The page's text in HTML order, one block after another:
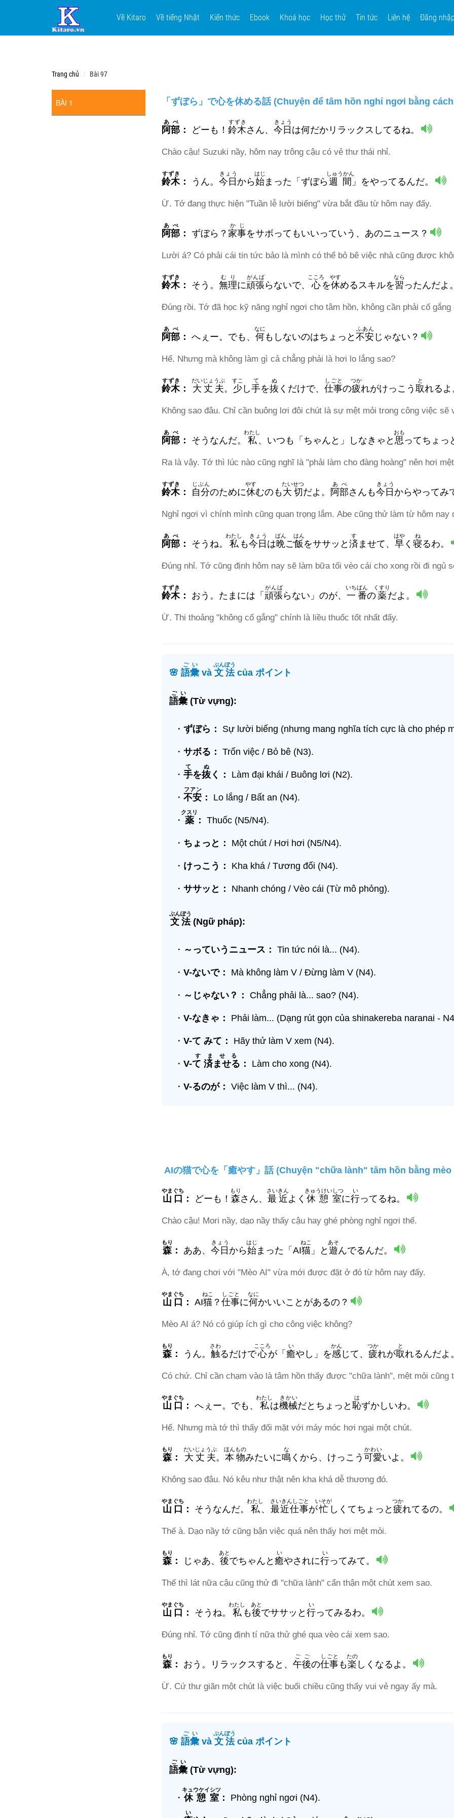
Về Kitaro Về tiếng Nhật Kiến thức Ebook Khoá học Học thử Tin tức Liên hệ Đăng
Trang chủ Bài 97
BÀI 1 「ずぼら」で心を休める話 (Chuyện để tâm hồn nghỉ ngơi bằng
阿部
あべ
： どーも！ 鈴木
すずき
さん、 今日
きょう
は何だかリラックスしてるね。
Chào cậu! Suzuki nầy, hôm nay trông cậu có vẻ thư thái nhỉ.
鈴木
すずき
： うん。 今日
きょう
から始
はじ
まった「ずぼら週間
しゅうかん
」をやってるんだ。
Ừ. Tớ đang thực hiện "Tuần lễ lười biếng" vừa bắt đầu từ hôm nay đấy.
阿部
あべ
： ずぼら？ 家事
かじ
をサボってもいいっていう、あのニュース？
Lười á? Có phải cái tin tức bảo là mình có thể bỏ bê việc nhà cũng được
鈴木
すずき
： そう。 無理
むり
に頑張
がんば
らないで、 心
こころ
を休
やす
めるスキルを習
なら
ったんだよ
Đúng rồi. Tớ đã học kỹ năng nghỉ ngơi cho tâm hồn, không cần phải cố
阿部
あべ
： へぇー。でも、 何
なに
もしないのはちょっと 不安
ふあん
じゃない？
Hể. Nhưng mà không làm gì cả chẳng phải là hơi lo lắng sao?
鈴木
すずき
： 大丈夫
だいじょうぶ
。 少
すこ
し手
て
を抜
ぬ
くだけで、 仕事
しごと
の疲
つか
れがけっこう 取
と
れるよ
Không sao đâu. Chỉ cần buông lơi đôi chút là sự mệt mỏi trong công việc sẽ
阿部
あべ
： そうなんだ。 私
わたし
、いつも「ちゃんと」しなきゃと 思
おも
ってちょっ
Ra là vậy. Tớ thì lúc nào cũng nghĩ là "phải làm cho đàng hoàng" nên hơi
鈴木
すずき
： 自分
じぶん
のために休
やす
むのも大切
たいせつ
だよ。 阿部
あべ
さんも今日
きょう
からやってみ
Nghỉ ngơi vì chính mình cũng quan trọng lắm. Abe cũng thử làm từ hôm nay
阿部
あべ
： そうね。 私
わたし
も今日
きょう
は晩
ばん
ご飯
はん
をササッと 済
す
ませて、 早
はや
く 寝
ね
るわ。
Đúng nhỉ. Tớ cũng định hôm nay sẽ làm bữa tối vèo cái cho xong rồi đi ngủ
鈴木
すずき
： おう。たまには「 頑張
がんば
らない」のが、 一番
いちばん
の薬
くすり
だよ。
Ừ. Thi thoảng "không cố gắng" chính là liều thuốc tốt nhất đấy.
🌸 語彙
ごい
và 文法
ぶんぽう
của ポイント
語彙
ごい
(Từ vựng):
・ ずぼら： Sự lười biếng (nhưng mang nghĩa tích cực là cho phép
・ サボる： Trốn việc / Bỏ bê (N3).
・ 手
て
を抜
ぬ
く： Làm đại khái / Buông lơi (N2).
・ 不安
フアン
： Lo lắng / Bất an (N4).
・ 薬
クスリ
： Thuốc (N5/N4).
・ ちょっと： Một chút / Hơi hơi (N5/N4).
・ けっこう： Kha khá / Tương đối (N4).
・ ササッと： Nhanh chóng / Vèo cái (Từ mô phỏng).
文法
ぶんぽう
(Ngữ pháp):
・ ～っていうニュース： Tin tức nói là... (N4).
・ V-ないで： Mà không làm V / Đừng làm V (N4).
・ ～じゃない？： Chẳng phải là... sao? (N4).
・ V-なきゃ ： Phải làm... (Dạng rút gọn của shinakereba naranai -
・ V-て みて ： Hãy thử làm V xem (N4).
・ V-て 済ませる
すませる
： Làm cho xong (N4).
・ V-るのが： Việc làm V thì... (N4).
AIの猫で心を「癒やす」話 (Chuyện "chữa lành" tâm hồn bằng mèo
山口
やまぐち
： どーも！ 森
もり
さん、 最近
さいきん
よく 休憩室
きゅうけいしつ
に行
い
ってるね。
Chào cậu! Mori nầy, dạo nầy thấy cậu hay ghé phòng nghỉ ngơi thế.
森
もり
： ああ、 今日
きょう
から始
はじ
まった「AI猫
ねこ
」と 遊
あそ
んでるんだ。
À, tớ đang chơi với "Mèo AI" vừa mới được đặt ở đó từ hôm nay đấy.
山口
やまぐち
： AI猫
ねこ
？ 仕事
しごと
に何
なに
かいいことがあるの？
Mèo AI á? Nó có giúp ích gì cho công việc không?
森
もり
： うん。 触
さわ
るだけで心
こころ
が「 癒
い
やし」を感
かん
じて、 疲
つか
れが取
と
れるんだよ
Có chứ. Chỉ cần chạm vào là tâm hồn thấy được "chữa lành", mệt mỏi cũng
山口
やまぐち
： へぇー。でも、 私
わたし
は機械
きかい
だとちょっと 恥
は
ずかしいわ。
Hể. Nhưng mà tớ thì thấy đối mặt với máy móc hơi ngại một chút.
森
もり
： 大丈夫
だいじょうぶ
。 本物
ほんもの
みたいに鳴
な
くから、けっこう 可愛
かわい
いよ。
Không sao đâu. Nó kêu như thật nên kha khá dễ thương đó.
山口
やまぐち
： そうなんだ。 私
わたし
、 最近仕事
さいきんしごと
が忙
いそが
しくてちょっと 疲
つか
れてるの。
Thế à. Dạo nầy tớ cũng bận việc quá nên thấy hơi mệt mỏi.
森
もり
： じゃあ、 後
あと
でちゃんと 癒
い
やされに行
い
ってみて。
Thế thì lát nữa cậu cũng thử đi "chữa lành" cẩn thận một chút xem sao.
山口
やまぐち
： そうね。 私
わたし
も後
あと
でササッと 行
い
ってみるわ。
Đúng nhỉ. Tớ cũng định tí nữa thử ghé qua vèo cái xem sao.
森
もり
： おう。リラックスすると、 午後
ごご
の仕事
しごと
も楽
たの
しくなるよ。
Ừ. Cứ thư giãn một chút là việc buổi chiều cũng thấy vui vẻ ngay ấy mà.
🌸 語彙
ごい
và 文法
ぶんぽう
của ポイント
語彙
ごい
(Từ vựng):
・ 休憩室
キュウケイシツ
： Phòng nghỉ ngơi (N4).
い